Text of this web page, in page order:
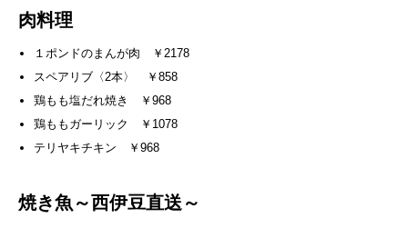
肉料理
１ポンドのまんが肉 ￥2178
スペアリブ〈2本〉 ￥858
鶏もも塩だれ焼き ￥968
鶏ももガーリック ￥1078
テリヤキチキン ￥968
焼き魚～西伊豆直送～